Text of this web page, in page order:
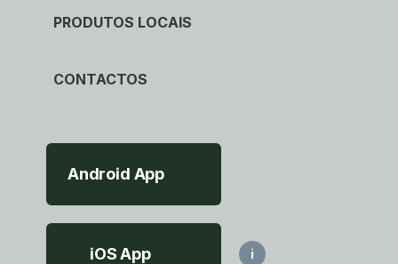
PRODUTOS LOCAIS
CONTACTOS
Android App
iOS App i